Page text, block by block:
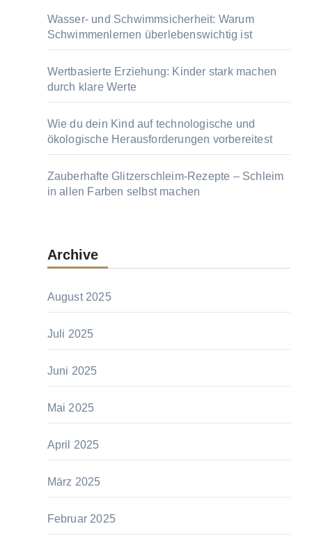
Wasser- und Schwimmsicherheit: Warum
Schwimmenlernen überlebenswichtig ist
Wertbasierte Erziehung: Kinder stark machen
durch klare Werte
Wie du dein Kind auf technologische und
ökologische Herausforderungen vorbereitest
Zauberhafte Glitzerschleim-Rezepte – Schleim
in allen Farben selbst machen
Archive
August 2025
Juli 2025
Juni 2025
Mai 2025
April 2025
März 2025
Februar 2025